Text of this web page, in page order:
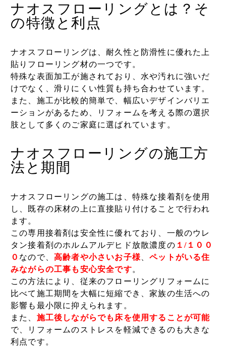
ナオスフローリングとは？そ
の特徴と利点
ナオスフローリングは、耐久性と防滑性に優れた上
貼りフローリング材の一つです。
特殊な表面加工が施されており、水や汚れに強いだ
けでなく、滑りにくい性質も持ち合わせています。
また、施工が比較的簡単で、幅広いデザインバリエ
ーションがあるため、リフォームを考える際の選択
肢として多くのご家庭に選ばれています。
ナオスフローリングの施工方
法と期間
ナオスフローリングの施工は、特殊な接着剤を使用
し、既存の床材の上に直接貼り付けることで行われ
ます。
この専用接着剤は安全性に優れており、一般のウレ
タン接着剤のホルムアルデヒド放散濃度の １/１００
０ なので、高齢者や小さいお子様 、ペットがいる住
みながらの工事も安心安全です。
この方法により、従来のフローリングリフォームに
比べて施工期間を大幅に短縮でき、家族の生活への
影響も最小限に抑えられます。
また、 施工後しながらでも床を使用することが可能
で、リフォームのストレスを軽減できるのも大きな
利点です。